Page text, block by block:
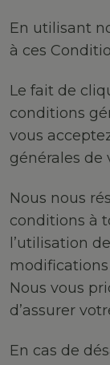
En utilisant
à ces
Le fait de
conditions
vous
générales de
Nous nous
conditions à
l’utilisation
Nous vous
d’assurer
En cas de